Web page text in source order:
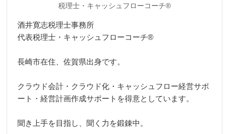
税理士・キャッシュフローコーチ®
酒井寛志税理士事務所
代表税理士・キャッシュフローコーチ®
長崎市在住、佐賀県出身です。
クラウド会計・クラウド化・キャッシュフロー経営サポ
ート・経営計画作成サポートを得意としています。
聞き上手を目指し、聞く力を鍛錬中。